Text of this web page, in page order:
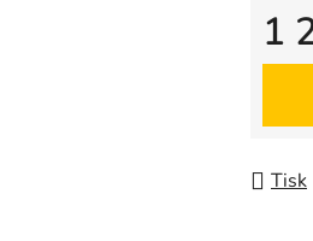
1
Tisk